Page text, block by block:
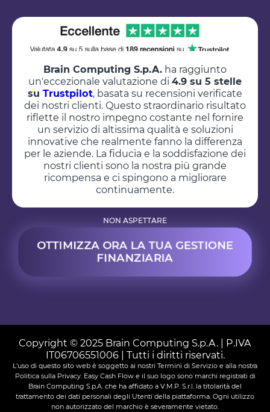
Brain Computing S.p.A. ha raggiunto
un'eccezionale valutazione di 4.9 su 5 stelle
su Trustpilot, basata su recensioni verificate
dei nostri clienti. Questo straordinario risultato
riflette il nostro impegno costante nel fornire
un servizio di altissima qualità e soluzioni
innovative che realmente fanno la differenza
per le aziende. La fiducia e la soddisfazione dei
nostri clienti sono la nostra più grande
ricompensa e ci spingono a migliorare
continuamente.
NON ASPETTARE
OTTIMIZZA ORA LA TUA GESTIONE
FINANZIARIA
Copyright © 2025 Brain Computing S.p.A. | P.IVA
IT06706551006 | Tutti i diritti riservati.
L'uso di questo sito web è soggetto ai nostri Termini di Servizio e alla nostra
Politica sulla Privacy. Easy Cash Flow e il suo logo sono marchi registrati di
Brain Computing S.p.A. che ha affidato a V.M.P. S.r.l. la titolarità del
trattamento dei dati personali degli Utenti della piattaforma. Ogni utilizzo
non autorizzato del marchio è severamente vietato.